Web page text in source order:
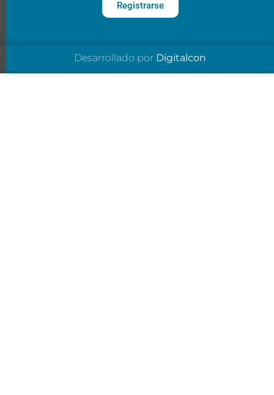
Registrarse
Desarrollado por Digitalcon